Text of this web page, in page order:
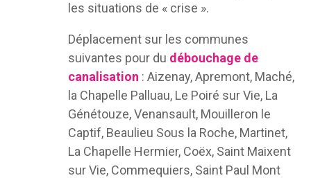
les situations de « crise ».
Déplacement sur les communes
suivantes pour du débouchage de
canalisation : Aizenay, Apremont, Maché,
la Chapelle Palluau, Le Poiré sur Vie, La
Génétouze, Venansault, Mouilleron le
Captif, Beaulieu Sous la Roche, Martinet,
La Chapelle Hermier, Coëx, Saint Maixent
sur Vie, Commequiers, Saint Paul Mont